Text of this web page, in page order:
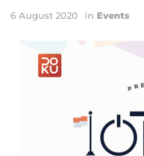
6 August 2020 in Events